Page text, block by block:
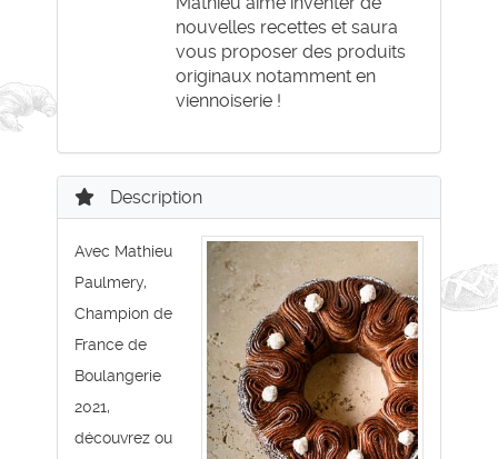
nouvelles recettes et saura
vous proposer des produits
originaux notamment en
viennoiserie !
Description
Avec Mathieu
Paulmery,
Champion de
France de
Boulangerie
2021,
découvrez ou